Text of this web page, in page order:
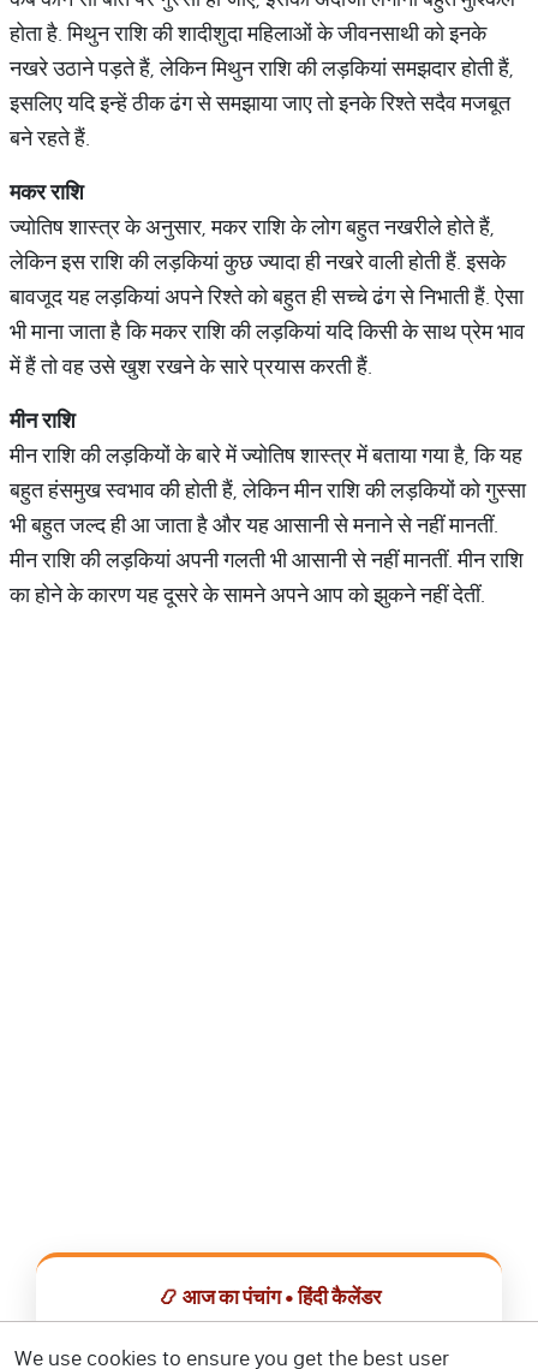
होता है. मिथुन राशि की शादीशुदा महिलाओं के जीवनसाथी को इनके
नखरे उठाने पड़ते हैं, लेकिन मिथुन राशि की लड़कियां समझदार होती हैं,
इसलिए यदि इन्हें ठीक ढंग से समझाया जाए तो इनके रिश्ते सदैव मजबूत
बने रहते हैं.
मकर राशि
ज्योतिष शास्त्र के अनुसार, मकर राशि के लोग बहुत नखरीले होते हैं,
लेकिन इस राशि की लड़कियां कुछ ज्यादा ही नखरे वाली होती हैं. इसके
बावजूद यह लड़कियां अपने रिश्ते को बहुत ही सच्चे ढंग से निभाती हैं. ऐसा
भी माना जाता है कि मकर राशि की लड़कियां यदि किसी के साथ प्रेम भाव
में हैं तो वह उसे खुश रखने के सारे प्रयास करती हैं.
मीन राशि
मीन राशि की लड़कियों के बारे में ज्योतिष शास्त्र में बताया गया है, कि यह
बहुत हंसमुख स्वभाव की होती हैं, लेकिन मीन राशि की लड़कियों को गुस्सा
भी बहुत जल्द ही आ जाता है और यह आसानी से मनाने से नहीं मानतीं.
मीन राशि की लड़कियां अपनी गलती भी आसानी से नहीं मानतीं. मीन राशि
का होने के कारण यह दूसरे के सामने अपने आप को झुकने नहीं देतीं.
📿 आज का पंचांग • हिंदी कैलेंडर
We use cookies to ensure you get the best user